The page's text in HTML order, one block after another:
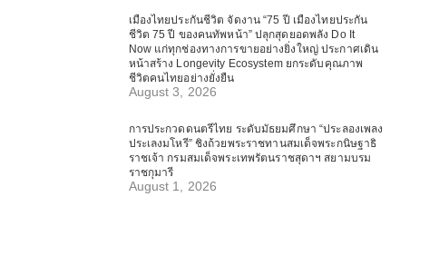
เมืองไทยประกันชีวิต จัดงาน “75 ปี เมืองไทยประกัน
ชีวิต 75 ปี ของคนทัพหน้า” ปลุกสุดยอดพลัง Do It
Now แก่ทุกช่องทางการขายอย่างยิ่งใหญ่ ประกาศเดิน
หน้าสร้าง Longevity Ecosystem ยกระดับคุณภาพ
ชีวิตคนไทยอย่างยั่งยืน
August 3, 2026
การประกวดดนตรีไทย ระดับมัธยมศึกษา “ประลองเพลง
ประเลงมโหรี” ชิงถ้วยพระราชทานสมเด็จพระกนิษฐาธิ
ราชเจ้า กรมสมเด็จพระเทพรัตนราชสุดาฯ สยามบรม
ราชกุมารี
August 1, 2026